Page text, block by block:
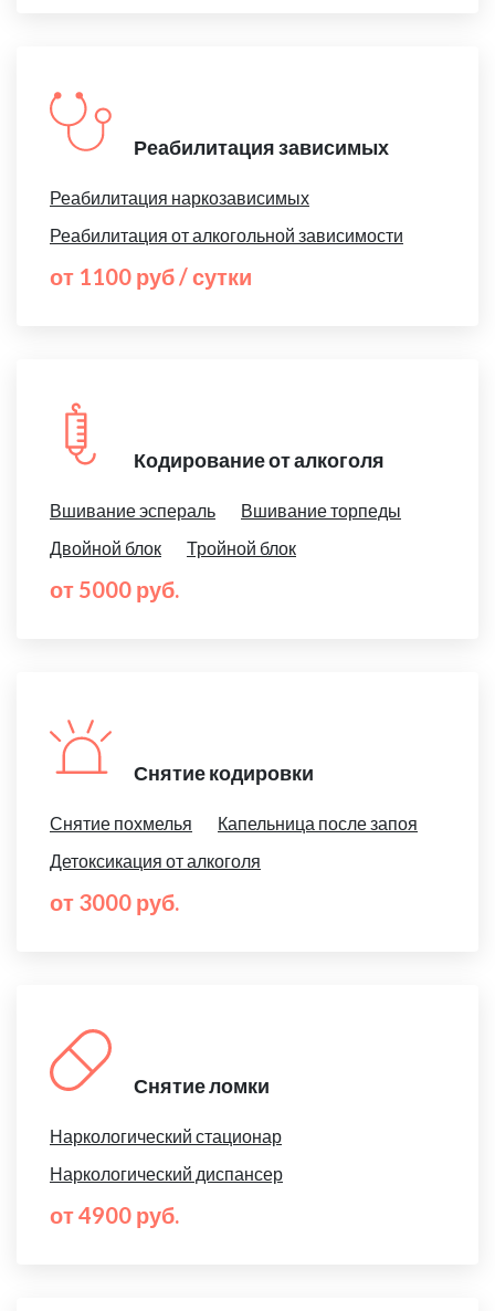
Реабилитация зависимых
Реабилитация наркозависимых
Реабилитация от алкогольной зависимости
от 1100 руб / сутки
Кодирование от алкоголя
Вшивание эспераль
Вшивание торпеды
Двойной блок
Тройной блок
от 5000 руб.
Снятие кодировки
Снятие похмелья
Капельница после запоя
Детоксикация от алкоголя
от 3000 руб.
Снятие ломки
Наркологический стационар
Наркологический диспансер
от 4900 руб.